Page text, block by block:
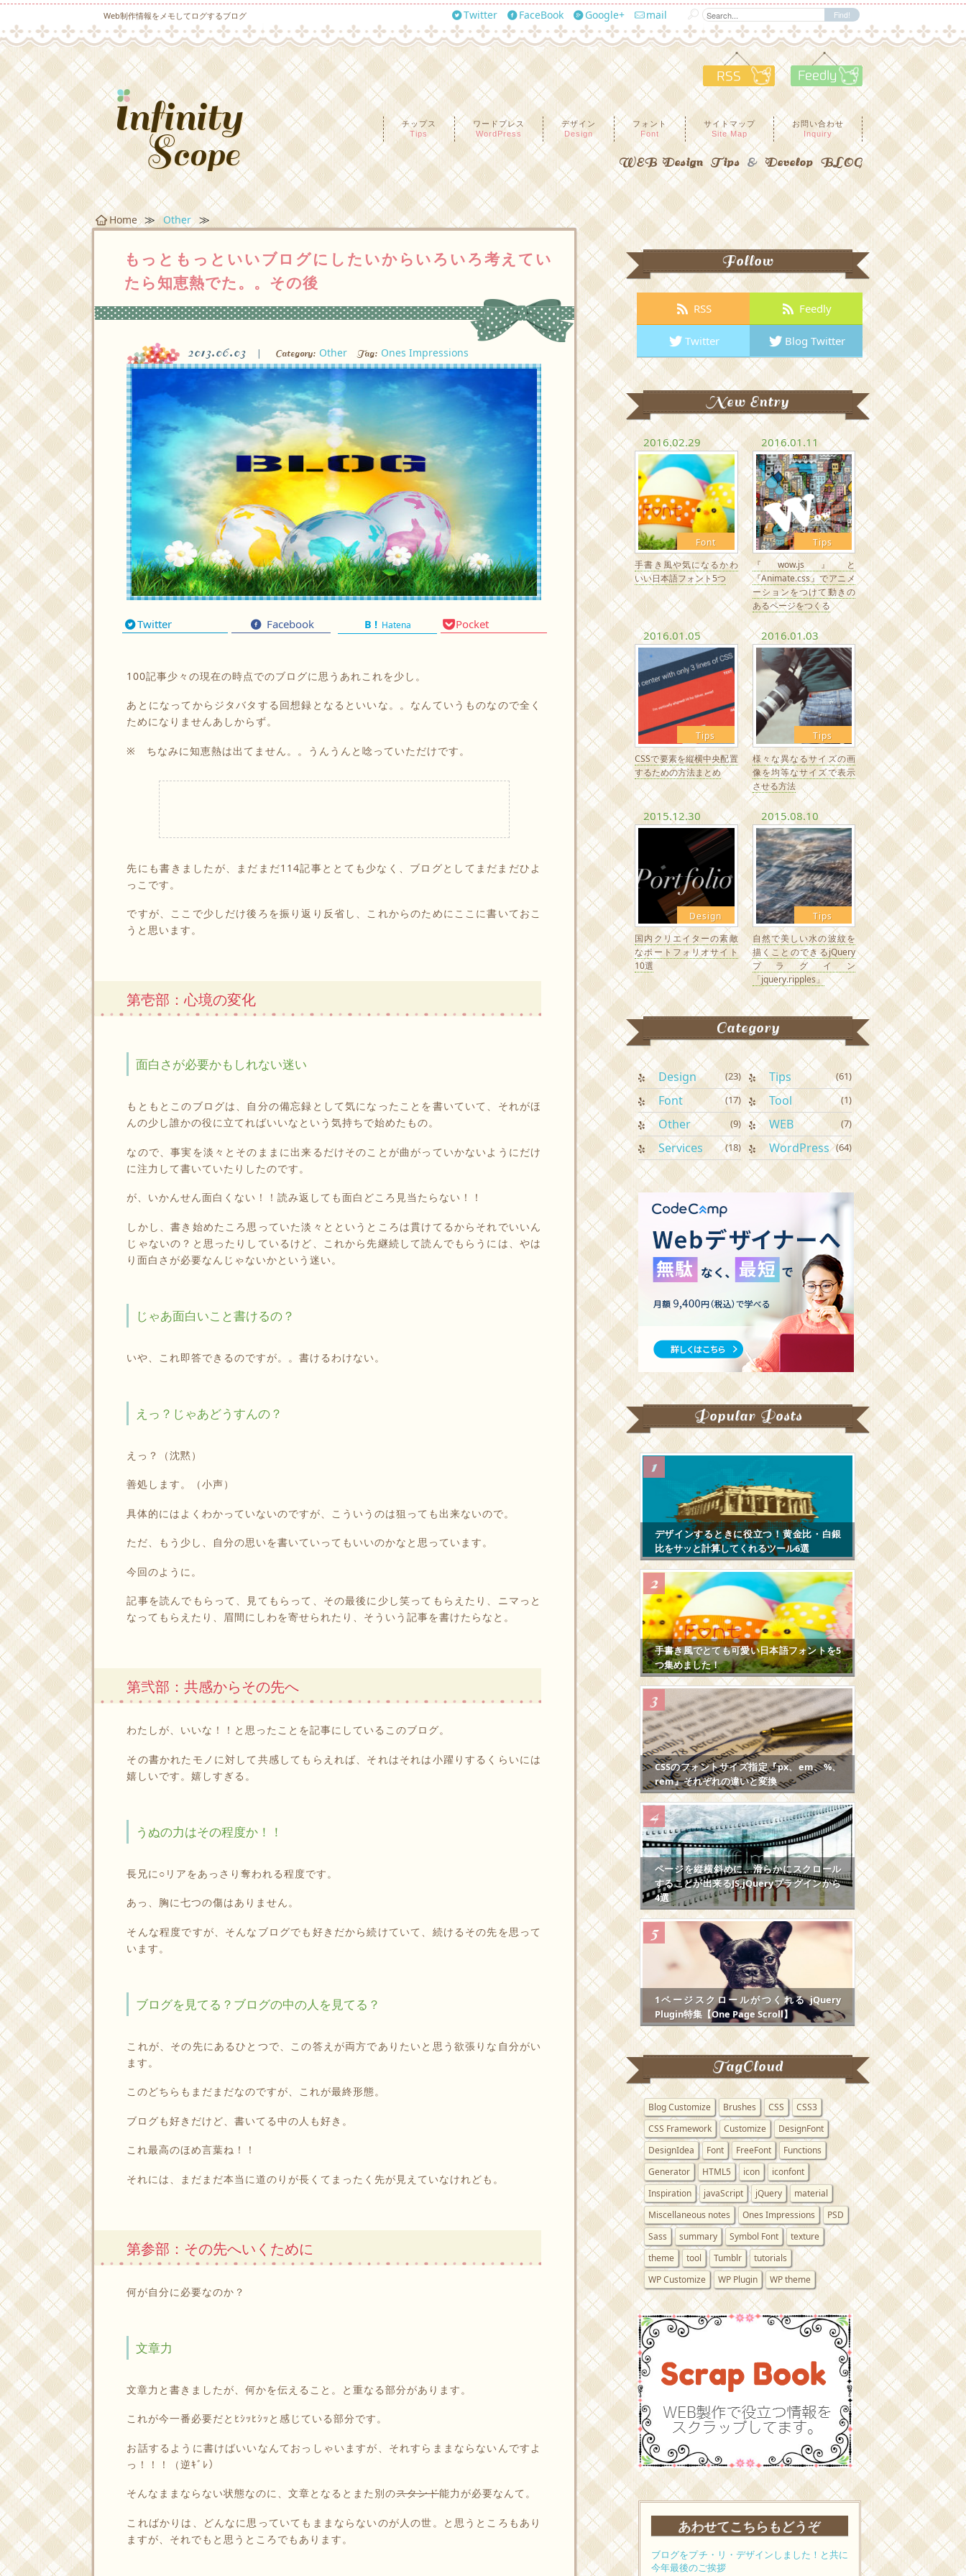
Web制作情報をメモしてログするブログ Twitter FaceBook Google+ mail
RSS Feedly
チップス
Tips
ワードプレス
WordPress
デザイン
Design
フォント
Font
サイトマップ
Site Map
お問い合わせ
Inquiry
WEB Design Tips & Develop BLOG
Home ≫ Other ≫
もっともっといいブログにしたいからいろいろ考えてい
たら知恵熱でた。。その後
2013.06.03 Category: Other Tag: Ones Impressions
Twitter Facebook Hatena Pocket
100記事少々の現在の時点でのブログに思うあれこれを少し。
あとになってからジタバタする回想録となるといいな。。なんていうものなので全く
ためになりませんあしからず。
※ ちなみに知恵熱は出てません。。うんうんと唸っていただけです。
先にも書きましたが、まだまだ114記事ととても少なく、ブログとしてまだまだひよ
っこです。
ですが、ここで少しだけ後ろを振り返り反省し、これからのためにここに書いておこ
うと思います。
第壱部：心境の変化
面白さが必要かもしれない迷い
もともとこのブログは、自分の備忘録として気になったことを書いていて、それがほ
んの少し誰かの役に立てればいいなという気持ちで始めたもの。
なので、事実を淡々とそのままに出来るだけそのことが曲がっていかないようにだけ
に注力して書いていたりしたのです。
が、いかんせん面白くない！！読み返しても面白どころ見当たらない！！
しかし、書き始めたころ思っていた淡々とというところは貫けてるからそれでいいん
じゃないの？と思ったりしているけど、これから先継続して読んでもらうには、やは
り面白さが必要なんじゃないかという迷い。
じゃあ面白いこと書けるの？
いや、これ即答できるのですが。。書けるわけない。
えっ？じゃあどうすんの？
えっ？（沈黙）
善処します。（小声）
具体的にはよくわかっていないのですが、こういうのは狙っても出来ないので。
ただ、もう少し、自分の思いを書いていってもいいのかなと思っています。
今回のように。
記事を読んでもらって、見てもらって、その最後に少し笑ってもらえたり、ニマっと
なってもらえたり、眉間にしわを寄せられたり、そういう記事を書けたらなと。
第弐部：共感からその先へ
わたしが、いいな！！と思ったことを記事にしているこのブログ。
その書かれたモノに対して共感してもらえれば、それはそれは小躍りするくらいには
嬉しいです。嬉しすぎる。
うぬの力はその程度か！！
長兄に○リアをあっさり奪われる程度です。
あっ、胸に七つの傷はありません。
そんな程度ですが、そんなブログでも好きだから続けていて、続けるその先を思って
います。
ブログを見てる？ブログの中の人を見てる？
これが、その先にあるひとつで、この答えが両方でありたいと思う欲張りな自分がい
ます。
このどちらもまだまだなのですが、これが最終形態。
ブログも好きだけど、書いてる中の人も好き。
これ最高のほめ言葉ね！！
それには、まだまだ本当に道のりが長くてまったく先が見えていなけれども。
第参部：その先へいくために
何が自分に必要なのか？
文章力
文章力と書きましたが、何かを伝えること。と重なる部分があります。
これが今一番必要だとﾋｼｯﾋｼｯと感じている部分です。
お話するように書けばいいなんておっしゃいますが、それすらままならないんですよ
っ！！！（逆ｷﾞﾚ）
そんなままならない状態なのに、文章となるとまた別のスタンド能力が必要なんて。
こればかりは、どんなに思っていてもままならないのが人の世。と思うところもあり
ますが、それでもと思うところでもあります。
Follow
RSS Feedly
Twitter Blog Twitter
New Entry
2016.02.29
Font
手書き風や気になるかわ
いい日本語フォント5つ
2016.01.11
Tips
『wow.js』と
『Animate.css』でアニメ
ーションをつけて動きの
あるページをつくる
2016.01.05
Tips
CSSで要素を縦横中央配置
するための方法まとめ
2016.01.03
Tips
様々な異なるサイズの画
像を均等なサイズで表示
させる方法
2015.12.30
Design
国内クリエイターの素敵
なポートフォリオサイト
10選
2015.08.10
Tips
自然で美しい水の波紋を
描くことのできるjQuery
プラグイン
「jquery.ripples」
Category
Design (23)
Font (17)
Other (9)
Services (18)
Tips (61)
Tool (1)
WEB (7)
WordPress (64)
Popular Posts
デザインするときに役立つ！黄金比・白銀
比をサッと計算してくれるツール6選
手書き風でとても可愛い日本語フォントを5
つ集めました！
CSSのフォントサイズ指定『px、em、%、
rem』それぞれの違いと変換
ページを縦横斜めに、滑らかにスクロール
することが出来るJS,jQueryプラグインから
4選
1ページスクロールがつくれる jQuery
Plugin特集【One Page Scroll】
TagCloud
Blog Customize Brushes CSS
CSS3
CSS Framework
Customize
DesignFont
DesignIdea
Font FreeFont
Functions
Generator
HTML5 icon
iconfont
Inspiration
javaScript jQuery
material
Miscellaneous notes
Ones Impressions
PSD
Sass
summary Symbol Font
texture
theme
tool Tumblr
tutorials
WP Customize
WP Plugin WP theme
あわせてこちらもどうぞ
ブログをプチ・リ・デザインしました！と共に
今年最後のご挨拶